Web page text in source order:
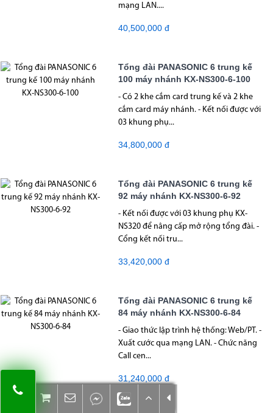
mạng LAN....
40,500,000 đ
Tổng đài PANASONIC 6 trung kế
100 máy nhánh KX-NS300-6-100
- Có 2 khe cắm card trung kế và 2 khe
cắm card máy nhánh. - Kết nối được với
03 khung phụ...
34,800,000 đ
Tổng đài PANASONIC 6 trung kế
92 máy nhánh KX-NS300-6-92
- Kết nối được với 03 khung phụ KX-
NS320 để nâng cấp mở rộng tổng đài. -
Cổng kết nối tru...
33,420,000 đ
Tổng đài PANASONIC 6 trung kế
84 máy nhánh KX-NS300-6-84
- Giao thức lập trình hệ thống: Web/PT. -
Xuất cước qua mạng LAN. - Chức năng
Call cen...
31,240,000 đ